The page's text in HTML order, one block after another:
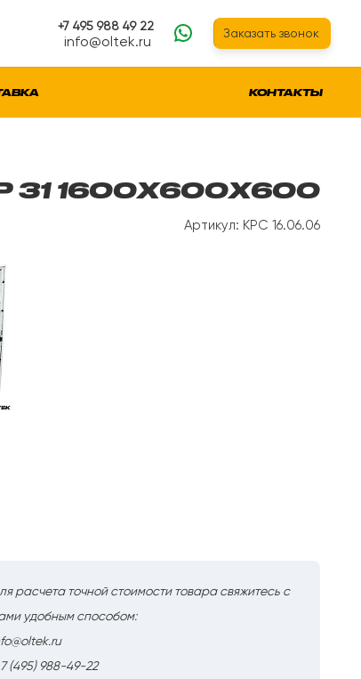
+7 495 988 49 22
info@oltek.ru
Заказать звонок
КОНТАКТЫ
31 1600Х600Х600
Артикул: КРС 16.06.06
расчета точной стоимости товара свяжитесь с
удобным способом:
7 (495) 988-49-22